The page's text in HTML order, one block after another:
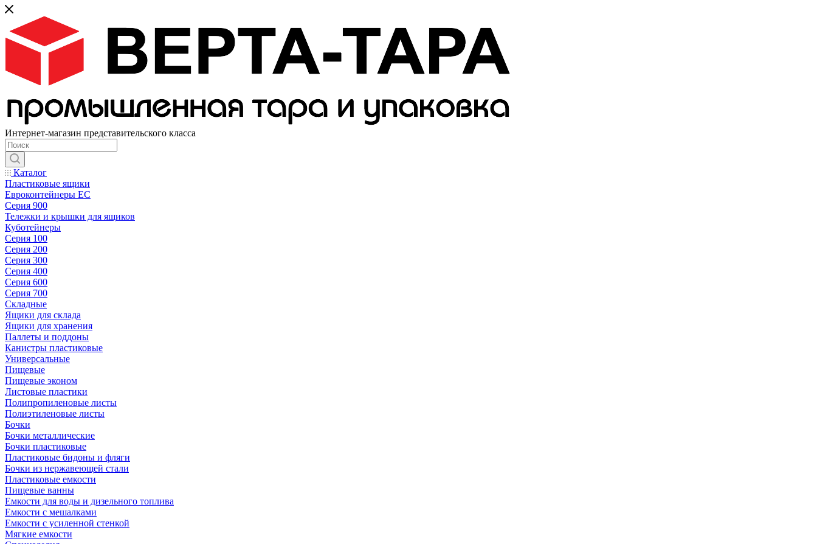
Интернет-магазин представительского класса
Каталог
Пластиковые ящики
Евроконтейнеры ЕС
Серия 900
Тележки и крышки для ящиков
Куботейнеры
Серия 100
Серия 200
Серия 300
Серия 400
Серия 600
Серия 700
Складные
Ящики для склада
Ящики для хранения
Паллеты и поддоны
Канистры пластиковые
Универсальные
Пищевые
Пищевые эконом
Листовые пластики
Полипропиленовые листы
Полиэтиленовые листы
Бочки
Бочки металлические
Бочки пластиковые
Пластиковые бидоны и фляги
Бочки из нержавеющей стали
Пластиковые емкости
Пищевые ванны
Емкости для воды и дизельного топлива
Емкости с мешалками
Емкости с усиленной стенкой
Мягкие емкости